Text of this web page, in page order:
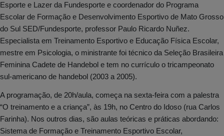
Esporte e Lazer da Fundesporte e coordenador do Programa
Escolar de Formação e Desenvolvimento Esportivo de Mato Grosso
do Sul SED/Fundesporte, professor Paulo Ricardo Nuñez.
Especialista em Treinamento Esportivo e Educação Física Escolar,
mestre em Psicologia, o ministrante foi técnico da Seleção Brasileira
Feminina Cadete de Handebol e tem no currículo o tricampeonato
sul-americano de handebol (2003 a 2005).
A programação, de 20h/aula, começa na sexta-feira com a palestra
“O treinamento e a criança”, às 19h, no Centro do Idoso (rua Carlos
Farinha). Nos outros dias, são aulas teóricas e práticas abordando:
Sistema de Formação e Treinamento Esportivo Escolar,